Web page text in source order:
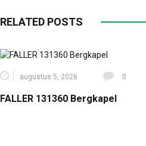
RELATED POSTS
augustus 5, 2026 0
FALLER 131360 Bergkapel